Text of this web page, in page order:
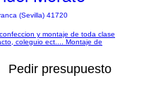
(Sevilla) 41720
y montaje de toda clase
coleguio ect.... Montaje de
Pedir presupuesto